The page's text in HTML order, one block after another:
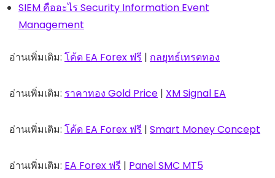
SIEM คืออะไร Security Information Event
Management
อ่านเพิ่มเติม: โค้ด EA Forex ฟรี | กลยุทธ์เทรดทอง
อ่านเพิ่มเติม: ราคาทอง Gold Price | XM Signal EA
อ่านเพิ่มเติม: โค้ด EA Forex ฟรี | Smart Money Concept
อ่านเพิ่มเติม: EA Forex ฟรี | Panel SMC MT5